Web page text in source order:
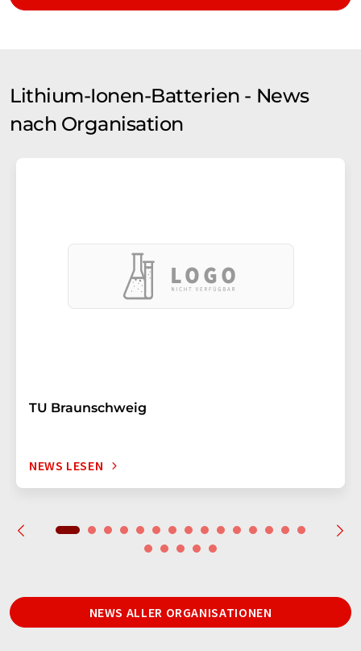
Lithium-Ionen-Batterien - News
nach Organisation
TU Braunschweig
NEWS LESEN
NEWS ALLER ORGANISATIONEN